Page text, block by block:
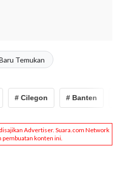
Temukan
# Cilegon # Banten